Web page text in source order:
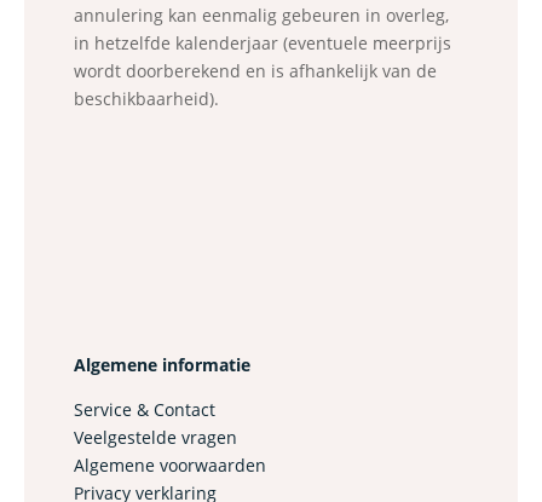
annulering kan eenmalig gebeuren in overleg,
in hetzelfde kalenderjaar (eventuele meerprijs
wordt doorberekend en is afhankelijk van de
beschikbaarheid).
Algemene informatie
Service & Contact
Veelgestelde vragen
Algemene voorwaarden
Privacy verklaring